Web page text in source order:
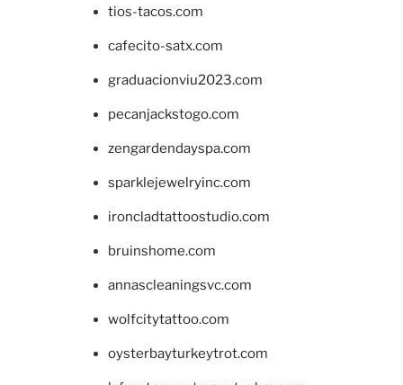
tios-tacos.com
cafecito-satx.com
graduacionviu2023.com
pecanjackstogo.com
zengardendayspa.com
sparklejewelryinc.com
ironcladtattoostudio.com
bruinshome.com
annascleaningsvc.com
wolfcitytattoo.com
oysterbayturkeytrot.com